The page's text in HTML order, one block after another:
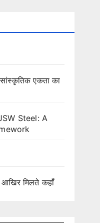
सांस्कृतिक एकता का
Steel: A
आखिर मिलते कहाँ